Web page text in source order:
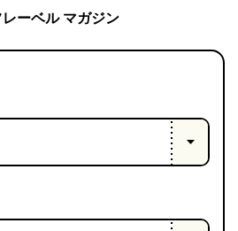
UP
レーベル マガジン